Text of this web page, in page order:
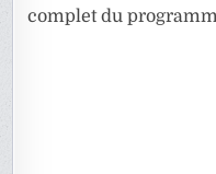
complet du